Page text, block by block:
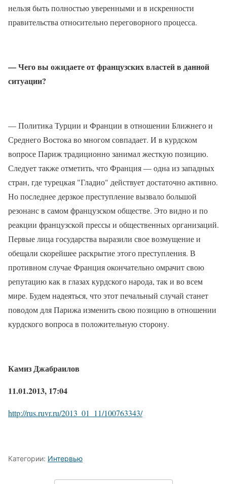
нельзя быть полностью уверенными и в искренности
правительства относительно переговорного процесса.
— Чего вы ожидаете от французских властей в данной
ситуации?
— Политика Турции и Франции в отношении Ближнего и
Среднего Востока во многом совпадает. И в курдском
вопросе Париж традиционно занимал жесткую позицию.
Следует также отметить, что Франция — одна из западных
стран, где турецкая "Гладио" действует достаточно активно.
Но последнее дерзкое преступление вызвало большой
резонанс в самом французском обществе. Это видно и по
реакции французской прессы и общественных организаций.
Первые лица государства выразили свое возмущение и
обещали скорейшее раскрытие этого преступления. В
противном случае Франция окончательно омрачит свою
репутацию как в глазах курдского народа, так и во всем
мире. Будем надеяться, что этот печальный случай станет
поводом для Парижа изменить свою позицию в отношении
курдского вопроса в положительную сторону.
Камиз Джабраилов
11.01.2013, 17:04
http://rus.ruvr.ru/2013_01_11/100763343/
Категории: Интервью